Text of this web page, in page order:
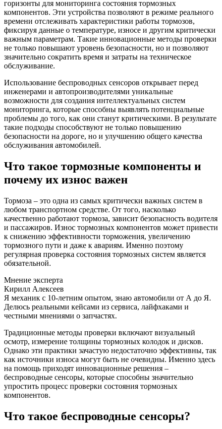
горизонты для мониторинга состояния тормозных
компонентов. Эти устройства позволяют в режиме реального
времени отслеживать характеристики работы тормозов,
фиксируя данные о температуре, износе и другим критически
важным параметрам. Такие инновационные методы проверки
не только повышают уровень безопасности, но и позволяют
значительно сократить время и затраты на техническое
обслуживание.
Использование беспроводных сенсоров открывает перед
инженерами и автопроизводителями уникальные
возможности для создания интеллектуальных систем
мониторинга, которые способны выявлять потенциальные
проблемы до того, как они станут критическими. В результате
такие подходы способствуют не только повышению
безопасности на дороге, но и улучшению общего качества
обслуживания автомобилей.
Что такое тормозные компоненты и
почему их износ важен
Тормоза – это одна из самых критически важных систем в
любом транспортном средстве. От того, насколько
качественно работают тормоза, зависит безопасность водителя
и пассажиров. Износ тормозных компонентов может привести
к снижению эффективности торможения, увеличению
тормозного пути и даже к авариям. Именно поэтому
регулярная проверка состояния тормозных систем является
обязательной.
Мнение эксперта
Кирилл Алексеев
Я механик с 10-летним опытом, знаю автомобили от А до Я.
Делюсь реальными кейсами из сервиса, лайфхаками и
честными мнениями о запчастях.
Традиционные методы проверки включают визуальный
осмотр, измерение толщины тормозных колодок и дисков.
Однако эти практики зачастую недостаточно эффективны, так
как источники износа могут быть не очевидны. Именно здесь
на помощь приходят инновационные решения –
беспроводные сенсоры, которые способны значительно
упростить процесс проверки состояния тормозных
компонентов.
Что такое беспроводные сенсоры?